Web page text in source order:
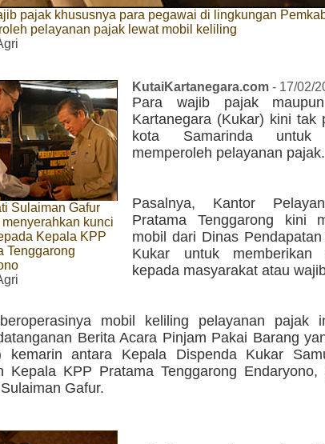
pajak khususnya para pegawai di lingkungan
pelayanan pajak lewat mobil keliling
Sulaiman Gafur
menyerahkan kunci
Kepala KPP
Tenggarong
KutaiKartanegara.com - 17/02/
Para wajib pajak
Kartanegara (Kukar) kini tak
kota Samarinda untuk
memperoleh pelayanan pajak.
Pasalnya, Kantor
Pratama Tenggarong kini
mobil dari Dinas
Kukar untuk memberikan
kepada masyarakat atau
mobil keliling pelayanan pajak
Berita Acara Pinjam Pakai Barang
kemarin antara Kepala Dispenda Kukar
Kepala KPP Pratama Tenggarong
Gafur.